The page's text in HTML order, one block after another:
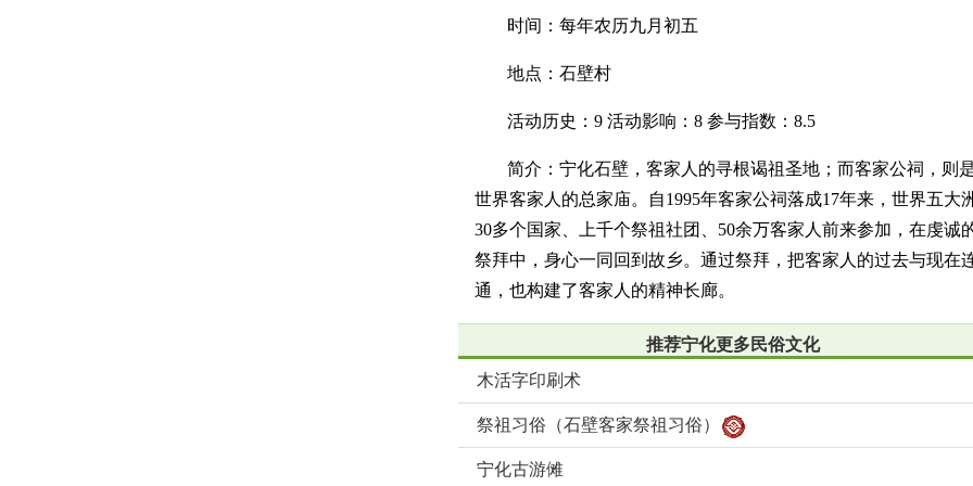
时间：每年农历九月初五
地点：石壁村
活动历史：9 活动影响：8 参与指数：8.5
简介：宁化石壁，客家人的寻根谒祖圣地；而客家公祠，则
世界客家人的总家庙。自1995年客家公祠落成17年来，世界五大
30多个国家、上千个祭祖社团、50余万客家人前来参加，在虔诚
祭拜中，身心一同回到故乡。通过祭拜，把客家人的过去与现在
通，也构建了客家人的精神长廊。
推荐宁化更多民俗文化
木活字印刷术
祭祖习俗（石壁客家祭祖习俗）
宁化古游傩